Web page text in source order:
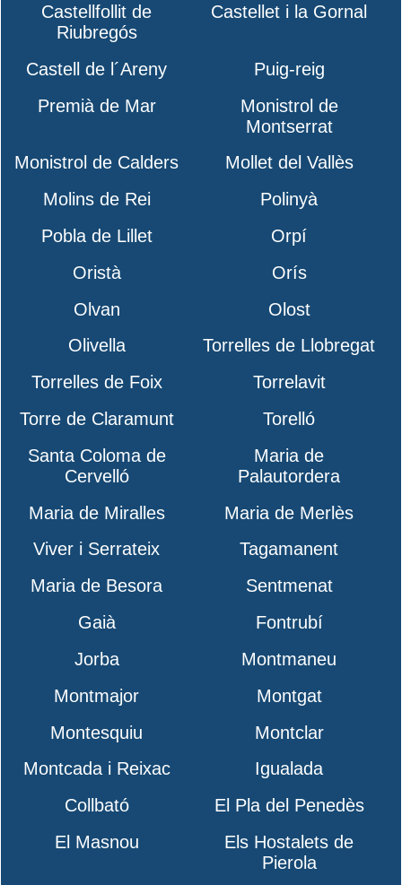
Castellfollit de
Riubregós
Castellet i la Gornal
Castell de l´Areny
Puig-reig
Premià de Mar
Monistrol de
Montserrat
Monistrol de Calders
Mollet del Vallès
Molins de Rei
Polinyà
Pobla de Lillet
Orpí
Oristà
Orís
Olvan
Olost
Olivella
Torrelles de Llobregat
Torrelles de Foix
Torrelavit
Torre de Claramunt
Torelló
Santa Coloma de
Cervelló
Maria de
Palautordera
Maria de Miralles
Maria de Merlès
Viver i Serrateix
Tagamanent
Maria de Besora
Sentmenat
Gaià
Fontrubí
Jorba
Montmaneu
Montmajor
Montgat
Montesquiu
Montclar
Montcada i Reixac
Igualada
Collbató
El Pla del Penedès
El Masnou
Els Hostalets de
Pierola